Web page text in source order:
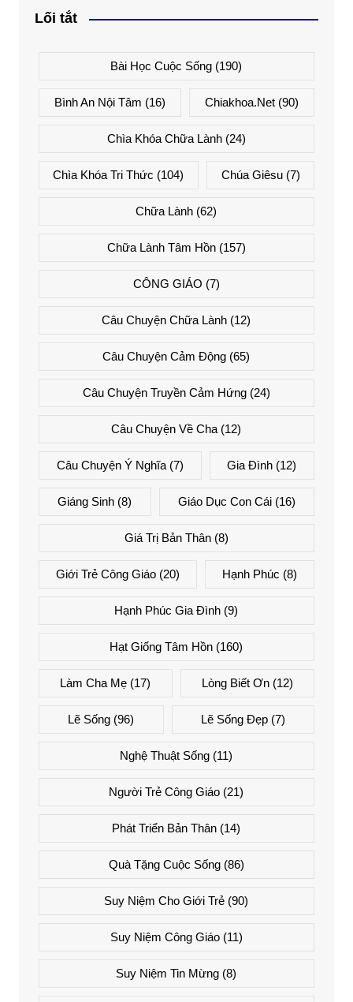
Lối tắt
Bài Học Cuộc Sống (190)
Bình An Nội Tâm (16) Chiakhoa.net (90)
Chìa Khóa Chữa Lành(24)
Chìa Khóa Tri Thức (104) Chúa Giêsu(7)
Chữa Lành (62)
Chữa Lành Tâm Hồn(157)
CÔNG GIÁO (7)
Câu Chuyện Chữa Lành (12)
Câu Chuyện Cảm Động (65)
Câu Chuyện Truyền Cảm Hứng(24)
Câu Chuyện Về Cha (12)
Câu Chuyện Ý Nghĩa(7) Gia Đình (12)
Giáng Sinh (8) Giáo Dục Con Cái(16)
Giá Trị Bản Thân(8)
Giới Trẻ Công Giáo(20) Hạnh Phúc (8)
Hạnh Phúc Gia Đình (9)
Hạt Giống Tâm Hồn (160)
Làm Cha Mẹ (17) Lòng Biết Ơn(12)
Lẽ Sống (96) Lẽ Sống Đẹp(7)
Nghệ Thuật Sống (11)
Người Trẻ Công Giáo (21)
Phát Triển Bản Thân (14)
Quà Tặng Cuộc Sống(86)
Suy Niệm Cho Giới Trẻ (90)
Suy Niệm Công Giáo(11)
Suy Niệm Tin Mừng (8)